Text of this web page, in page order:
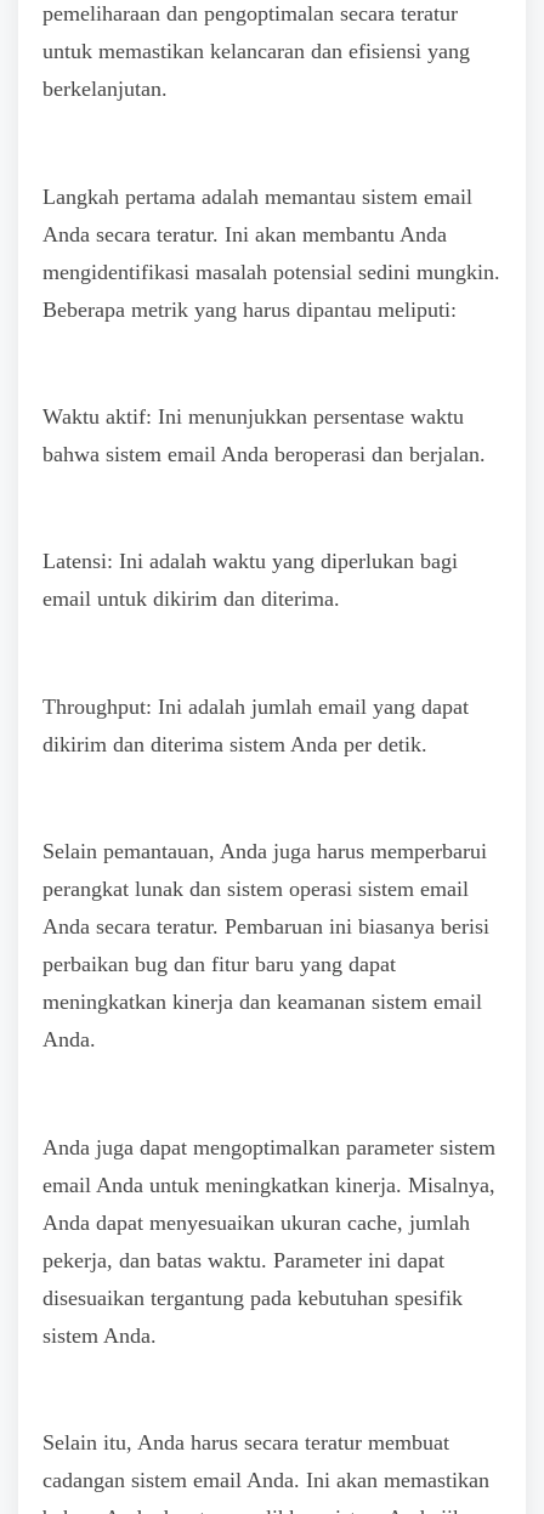
pemeliharaan dan pengoptimalan secara teratur
untuk memastikan kelancaran dan efisiensi yang
berkelanjutan.
Langkah pertama adalah memantau sistem email
Anda secara teratur. Ini akan membantu Anda
mengidentifikasi masalah potensial sedini mungkin.
Beberapa metrik yang harus dipantau meliputi:
Waktu aktif: Ini menunjukkan persentase waktu
bahwa sistem email Anda beroperasi dan berjalan.
Latensi: Ini adalah waktu yang diperlukan bagi
email untuk dikirim dan diterima.
Throughput: Ini adalah jumlah email yang dapat
dikirim dan diterima sistem Anda per detik.
Selain pemantauan, Anda juga harus memperbarui
perangkat lunak dan sistem operasi sistem email
Anda secara teratur. Pembaruan ini biasanya berisi
perbaikan bug dan fitur baru yang dapat
meningkatkan kinerja dan keamanan sistem email
Anda.
Anda juga dapat mengoptimalkan parameter sistem
email Anda untuk meningkatkan kinerja. Misalnya,
Anda dapat menyesuaikan ukuran cache, jumlah
pekerja, dan batas waktu. Parameter ini dapat
disesuaikan tergantung pada kebutuhan spesifik
sistem Anda.
Selain itu, Anda harus secara teratur membuat
cadangan sistem email Anda. Ini akan memastikan